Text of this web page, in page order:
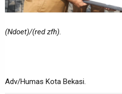
(Ndoet)/(red zfh).
Adv/Humas Kota Bekasi.